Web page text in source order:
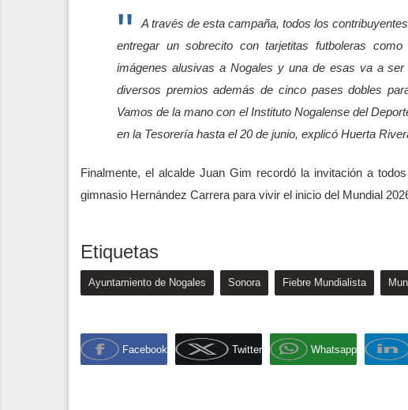
A través de esta campaña, todos los
entregar un sobrecito con tarjetitas futboleras como
imágenes alusivas a Nogales y una de esas va a
diversos premios además de cinco pases dobles
Vamos de la mano con el Instituto Nogalense del
en la Tesorería hasta el 20 de junio, explicó Huerta
Finalmente, el alcalde Juan Gim recordó la invitación a
gimnasio Hernández Carrera para vivir el inicio del Mundial
Etiquetas
Ayuntamiento de Nogales Sonora Fiebre Mundialista
Facebook Twitter Whatsapp